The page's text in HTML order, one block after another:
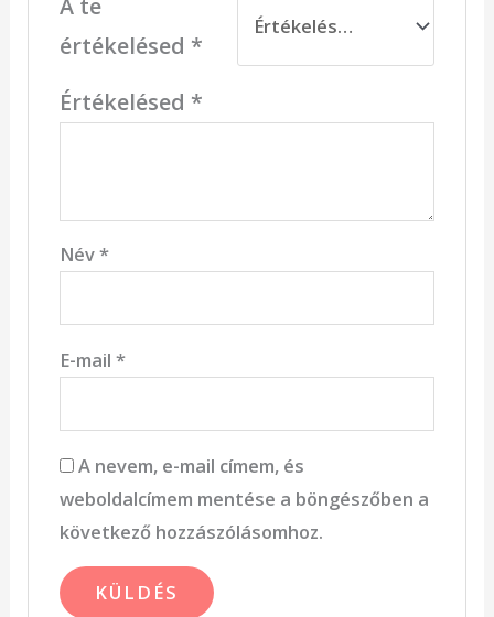
értékelésed *
Értékelésed *
Név*
E-mail *
A nevem, e-mail címem, és
weboldalcímem mentése a böngészőben a
következő hozzászólásomhoz.